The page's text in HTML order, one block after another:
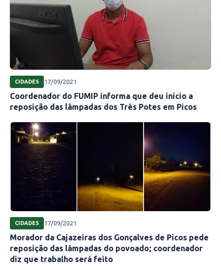
CIDADES 17/09/2021
Coordenador do FUMIP informa que deu início a
reposição das lâmpadas dos Três Potes em Picos
CIDADES 17/09/2021
Morador da Cajazeiras dos Gonçalves de Picos pede
reposição das lâmpadas do povoado; coordenador
diz que trabalho será feito